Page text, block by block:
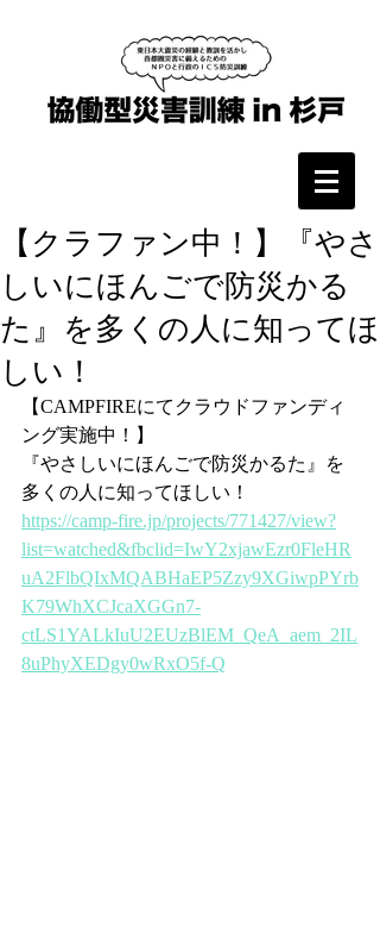
【クラファン中！】『やさ
しいにほんごで防災かる
た』を多くの人に知ってほ
しい！
【CAMPFIREにてクラウドファンディ
ング実施中！】
『やさしいにほんごで防災かるた』を
多くの人に知ってほしい！
https://camp-fire.jp/projects/771427/view?
list=watched&fbclid=IwY2xjawEzr0FleHR
uA2FlbQIxMQABHaEP5Zzy9XGiwpPYrb
K79WhXCJcaXGGn7-
ctLS1YALkIuU2EUzBlEM_QeA_aem_2IL
8uPhyXEDgy0wRxO5f-Q